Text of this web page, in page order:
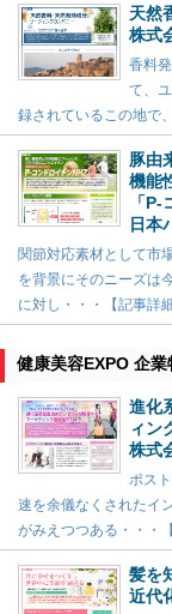
天然
株式
香料
て、
録されているこの地で
豚由
機能
「
日本
関節対応素材として市
を背景にそのニーズは
に対し・・・【記事詳細
健康美容EXPO 企業
進化
ィン
株式
ポス
速を余儀なくされたイ
がみえつつある・・・
髪を
近代